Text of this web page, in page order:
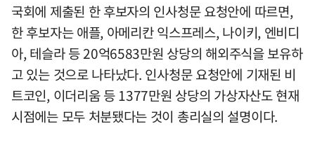
국회에 제출된 한 후보자의 인사청문 요청안에 따르면,
한 후보자는 애플, 아메리칸 익스프레스, 나이키, 엔비디
아, 테슬라 등 20억6583만원 상당의 해외주식을 보유하
고 있는 것으로 나타났다. 인사청문 요청안에 기재된 비
트코인, 이더리움 등 1377만원 상당의 가상자산도 현재
시점에는 모두 처분됐다는 것이 총리실의 설명이다.